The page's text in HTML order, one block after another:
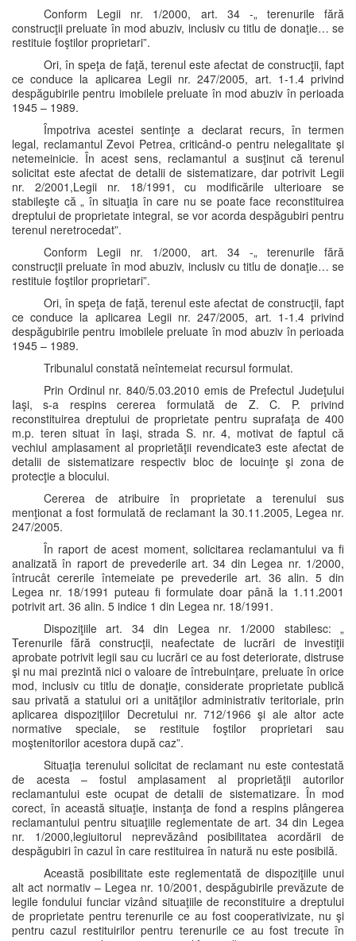
Conform Legii nr. 1/2000, art. 34 -„ terenurile fără
construcţii preluate în mod abuziv, inclusiv cu titlu de donaţie… se
restituie foştilor proprietari”.
Ori, în speţa de faţă, terenul este afectat de construcţii, fapt
ce conduce la aplicarea Legii nr. 247/2005, art. 1-1.4 privind
despăgubirile pentru imobilele preluate în mod abuziv în perioada
1945 – 1989.
Împotriva acestei sentinţe a declarat recurs, în termen
legal, reclamantul Zevoi Petrea, criticând-o pentru nelegalitate şi
netemeinicie. În acest sens, reclamantul a susţinut că terenul
solicitat este afectat de detalii de sistematizare, dar potrivit Legii
nr. 2/2001,Legii nr. 18/1991, cu modificările ulterioare se
stabileşte că „ în situaţia în care nu se poate face reconstituirea
dreptului de proprietate integral, se vor acorda despăgubiri pentru
terenul neretrocedat”.
Conform Legii nr. 1/2000, art. 34 -„ terenurile fără
construcţii preluate în mod abuziv, inclusiv cu titlu de donaţie… se
restituie foştilor proprietari”.
Ori, în speţa de faţă, terenul este afectat de construcţii, fapt
ce conduce la aplicarea Legii nr. 247/2005, art. 1-1.4 privind
despăgubirile pentru imobilele preluate în mod abuziv în perioada
1945 – 1989.
Tribunalul constată neîntemeiat recursul formulat.
Prin Ordinul nr. 840/5.03.2010 emis de Prefectul Judeţului
Iaşi, s-a respins cererea formulată de Z. C. P. privind
reconstituirea dreptului de proprietate pentru suprafaţa de 400
m.p. teren situat în Iaşi, strada S. nr. 4, motivat de faptul că
vechiul amplasament al proprietăţii revendicate3 este afectat de
detalii de sistematizare respectiv bloc de locuinţe şi zona de
protecţie a blocului.
Cererea de atribuire în proprietate a terenului sus
menţionat a fost formulată de reclamant la 30.11.2005, Legea nr.
247/2005.
În raport de acest moment, solicitarea reclamantului va fi
analizată în raport de prevederile art. 34 din Legea nr. 1/2000,
întrucât cererile întemeiate pe prevederile art. 36 alin. 5 din
Legea nr. 18/1991 puteau fi formulate doar până la 1.11.2001
potrivit art. 36 alin. 5 indice 1 din Legea nr. 18/1991.
Dispoziţiile art. 34 din Legea nr. 1/2000 stabilesc: „
Terenurile fără construcţii, neafectate de lucrări de investiţii
aprobate potrivit legii sau cu lucrări ce au fost deteriorate, distruse
şi nu mai prezintă nici o valoare de întrebuinţare, preluate în orice
mod, inclusiv cu titlu de donaţie, considerate proprietate publică
sau privată a statului ori a unităţilor administrativ teritoriale, prin
aplicarea dispoziţiilor Decretului nr. 712/1966 şi ale altor acte
normative speciale, se restituie foştilor proprietari sau
moştenitorilor acestora după caz”.
Situaţia terenului solicitat de reclamant nu este contestată
de acesta – fostul amplasament al proprietăţii autorilor
reclamantului este ocupat de detalii de sistematizare. În mod
corect, în această situaţie, instanţa de fond a respins plângerea
reclamantului pentru situaţiile reglementate de art. 34 din Legea
nr. 1/2000,legiuitorul neprevăzând posibilitatea acordării de
despăgubiri în cazul în care restituirea în natură nu este posibilă.
Această posibilitate este reglementată de dispoziţiile unui
alt act normativ – Legea nr. 10/2001, despăgubirile prevăzute de
legile fondului funciar vizând situaţiile de reconstituire a dreptului
de proprietate pentru terenurile ce au fost cooperativizate, nu şi
pentru cazul restituirilor pentru terenurile ce au fost trecute în